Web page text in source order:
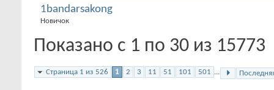
1bandarsakong
Новичок
Показано с 1 по 30 из 15773
Страница 1 из 526 1 2 3 11 51 101 501 ...